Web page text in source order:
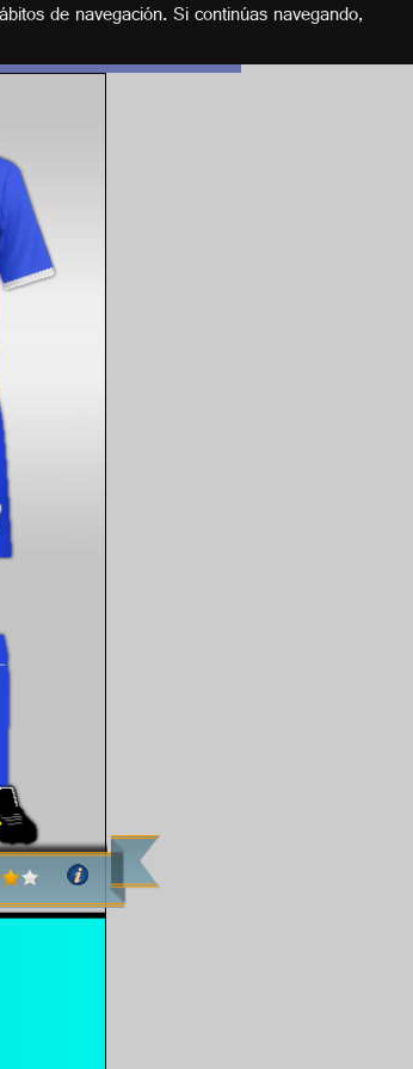
de navegación. Si continúas navegando,